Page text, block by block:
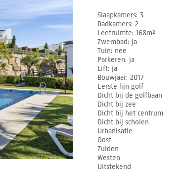
Slaapkamers 3
Badkamers 2
Leefruimte 168m²
Zwembad
ja
Tuin nee
Parkeren ja
Lift ja
Bouwjaar 2017
Eerste lijn golf
Dicht bij de golfbaan
Dicht bij zee
Dicht bij het centrum
Dicht bij scholen
Urbanisatie
Oost
Zuiden
Westen
Uitstekend